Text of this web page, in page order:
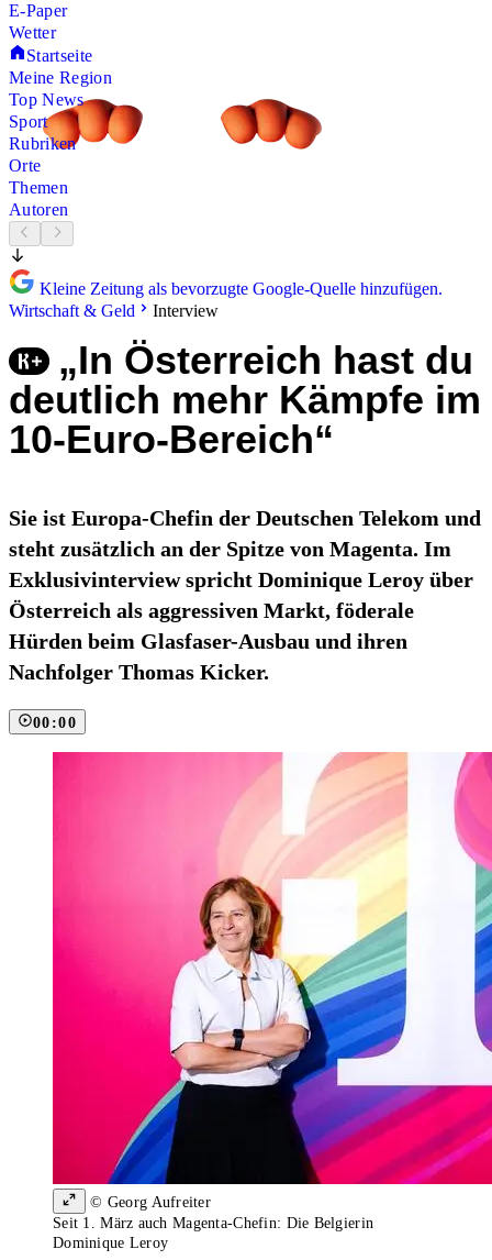
E-Paper
Wetter
Startseite
Meine Region
Top News
Sport
Rubriken
Orte
Themen
Autoren
Kleine Zeitung als bevorzugte Google-Quelle hinzufügen.
Wirtschaft & Geld
Interview
„In Österreich hast du
deutlich mehr Kämpfe im
10-Euro-Bereich“
Sie ist Europa-Chefin der Deutschen Telekom und
steht zusätzlich an der Spitze von Magenta. Im
Exklusivinterview spricht Dominique Leroy über
Österreich als aggressiven Markt, föderale
Hürden beim Glasfaser-Ausbau und ihren
Nachfolger Thomas Kicker.
00:00
© Georg Aufreiter
Seit 1. März auch Magenta-Chefin: Die Belgierin
Dominique Leroy